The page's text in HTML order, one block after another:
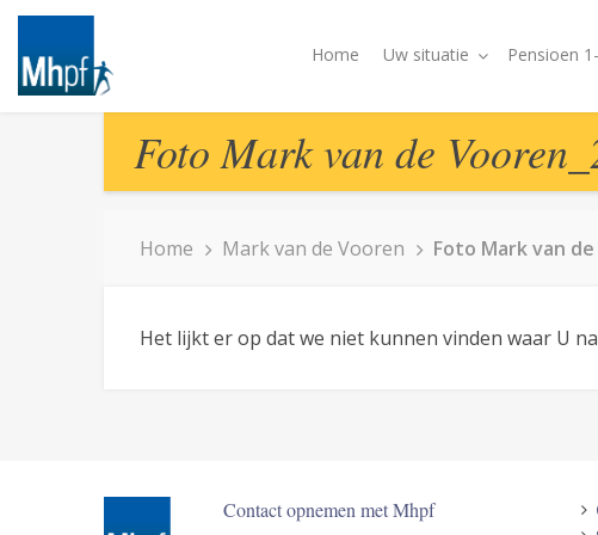
Home Uw situatie Pensioen
Foto Mark van de
Home Mark van de Vooren Foto Mark van
Het lijkt er op dat we niet kunnen vinden waar U
Contact opnemen met Mhpf